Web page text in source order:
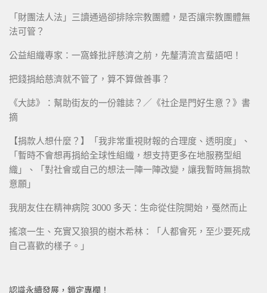
「財團法人法」三讀通過卻排除宗教團體，是否讓宗教團體無
法可管？
公益組織專家：一窩蜂批評慈濟之前，先釐清流言蜚語吧！
把錢捐給慈濟就不管了，算不算做善事？
《大誌》：幫助街友的一份雜誌？／《社企是門好生意？》書
摘
【捐款人想什麼？】「我非常重視財報的合理度、透明度」、
「暫時不會想再捐給全球性組織，想支持更多在地服務型組
織」、「對社會或自己的想法一陣一陣改變，讓我暫時無捐款
意願」
我朋友住在精神病院 3000 多天：生命從住院開始，戞然而止
搖滾一生、充實又狼狽的樹木希林：「人都會死，至少要死成
自己喜歡的樣子。」
認識永續發展，鎖定專欄！